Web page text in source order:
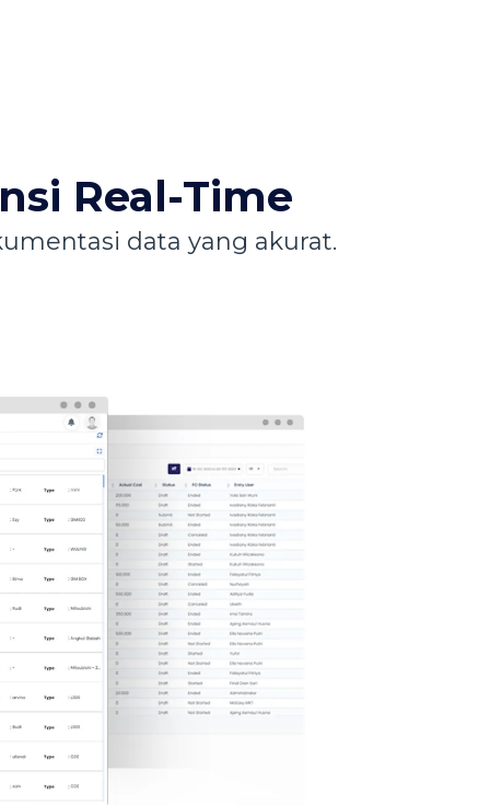
Real-Time
data yang akurat.